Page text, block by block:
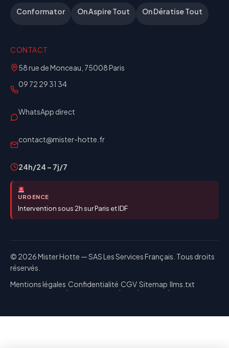
Conformator On Aspire Tout On Dératise Tout
CONTACT
58 rue de Monceau, 75008 Paris
09 72 29 31 34
WhatsApp direct
contact@mister-hotte.fr
24h/24 – 7j/7
URGENCE
Intervention sous 2h sur Paris et IDF
© 2026 Mister Hotte — SAS Les Services Français. Tous droits
réservés.
Mentions légales
·
Confidentialité
·
CGV
·
Sitemap
·
llms.txt